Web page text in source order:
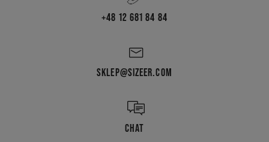
+48 12 681 84 84
SKLEP@SIZEER.COM
CHAT